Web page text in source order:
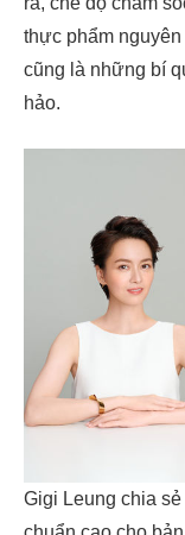
thực phẩm
cũng là những bí
hảo.
Gigi Leung chia